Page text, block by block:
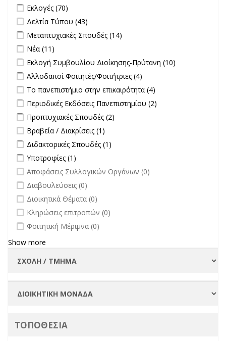
Apply Εκλογές filter
Εκλογές (70)
Apply Δελτία Τύπου filter
Δελτία Τύπου (43)
Apply Μεταπτυχιακές Σπουδές filter
Μεταπτυχιακές Σπουδές (14)
Apply Νέα filter
Νέα (11)
Apply Εκλογή Συμβουλίου Διοίκησης-Πρύτανη filter
Εκλογή Συμβουλίου Διοίκησης-Πρύτανη (10)
Apply Αλλοδαποί Φοιτητές/Φοιτήτριες filter
Αλλοδαποί Φοιτητές/Φοιτήτριες (4)
filter
Apply Το πανεπιστήμιο στην επικαιρότητα filter
Το πανεπιστήμιο στην επικαιρότητα (4)
επικαιρότητα filter
Apply Περιοδικές Εκδόσεις Πανεπιστημίου filter
Περιοδικές Εκδόσεις Πανεπιστημίου (2)
Apply Προπτυχιακές Σπουδές filter
Προπτυχιακές Σπουδές (2)
Apply Βραβεία / Διακρίσεις filter
Βραβεία / Διακρίσεις (1)
Apply Διδακτορικές Σπουδές filter
Διδακτορικές Σπουδές (1)
Apply Υποτροφίες filter
Υποτροφίες (1)
undefined
Αποφάσεις Συλλογικών Οργάνων (0)
undefined
Διαβουλεύσεις (0)
undefined
Διοικητικά Θέματα (0)
undefined
Κληρώσεις επιτροπών (0)
undefined
Φοιτητική Μέριμνα (0)
Show more
ΤΟΠΟΘΕΣΙΑ